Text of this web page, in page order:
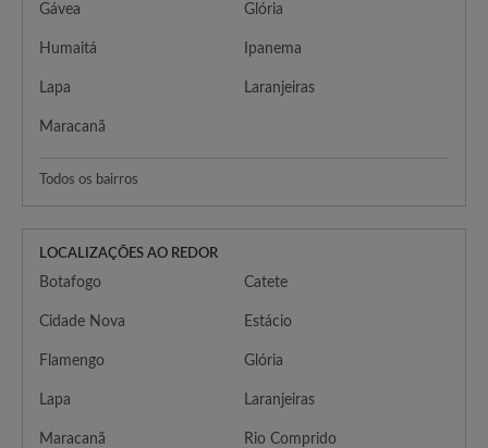
Gávea Glória
Humaitá Ipanema
Lapa Laranjeiras
Maracanã
Todos os bairros
LOCALIZAÇÕES AO REDOR
Botafogo Catete
Cidade Nova Estácio
Flamengo Glória
Lapa Laranjeiras
Maracanã Rio Comprido